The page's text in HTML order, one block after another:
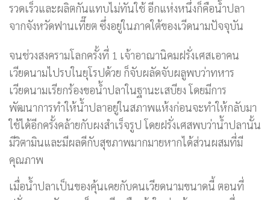
รวดเร็วและผลิตกันแทบไม่ทันใช้ อีกแห่งหนึ่งก็คือน้ำปลา
จากจังหวัดฟานเที๊ยต ซึ่งอยู่ในภาคใต้ของเวีดนามปัจจุบัน
จนช่วงสงครามโลกครั้งที่ 1 เจ้าอาณานิคมฝรั่งเศสเอาคน
เวียดนามไปรบในยุโรปด้วย ก็จับผลัดจับผลูพบว่าทหาร
เวียดนามเรียกร้องขอน้ำปลาในฐานะเสบียง โดยมีการ
พัฒนาการทำให้น้ำปลาอยู่ในสภาพแห้งก่อนจะทำให้กลับมา
ใช้ได้อีกครั้งคล้ายกับผงสำเร็จรูป โดยฝรั่งเศสพบว่าน้ำปลานั้น
มีวิตามินและมีผลดีกับสุขภาพมากมายหากได้ส่วนผสมที่มี
คุณภาพ
เมื่อน้ำปลาเป็นของคุ้นเคยกับคนเวียดนามขนาดนี้ ตอนที่